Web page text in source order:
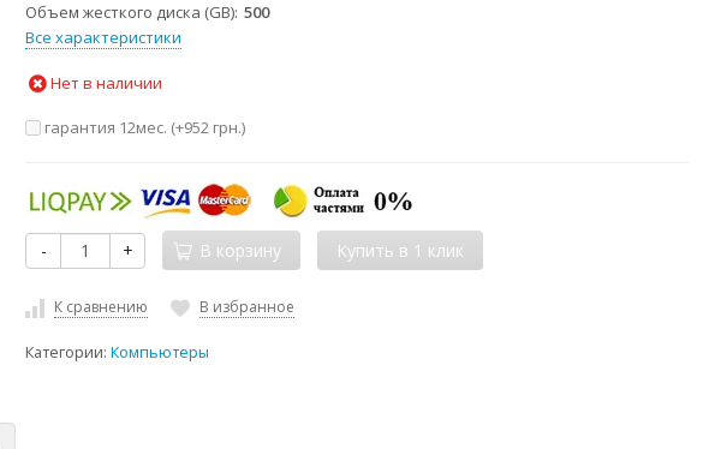
Объем жесткого диска (GB) 500
Все характеристики
Нет в наличии
гарантия 12мес. (+952 грн.)
- + В корзину
К сравнению В избранное
Категории:Компьютеры